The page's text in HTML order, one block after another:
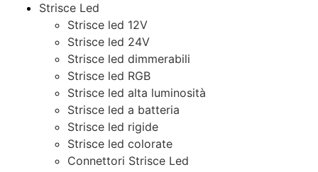
Strisce Led
Strisce led 12V
Strisce led 24V
Strisce led dimmerabili
Strisce led RGB
Strisce led alta luminosità
Strisce led a batteria
Strisce led rigide
Strisce led colorate
Connettori Strisce Led